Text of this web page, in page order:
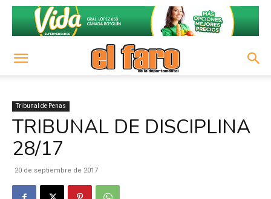
Tribunal de Penas
TRIBUNAL DE DISCIPLINA
28/17
20 de septiembre de 2017